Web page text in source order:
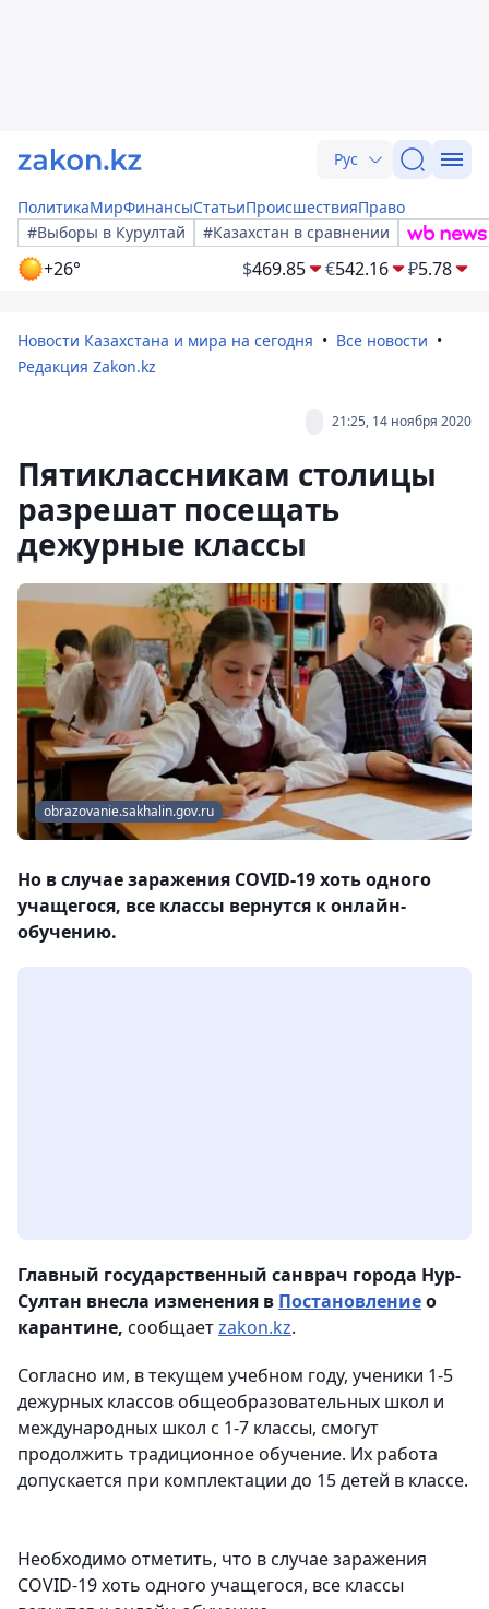
Рус
ПолитикаМирФинансыСтатьиПроисшествияПраво
#Выборы в Курултай
#Казахстан в сравнении
+26° $469.85 €542.16 ₽5.78
Новости Казахстана и мира на сегодня
Все новости
Редакция Zakon.kz
21:25, 14 ноября 2020
Пятиклассникам столицы
разрешат посещать
дежурные классы
obrazovanie.sakhalin.gov.ru
Но в случае заражения COVID-19 хоть одного
учащегося, все классы вернутся к онлайн-
обучению.
Главный государственный санврач города Нур-
Султан внесла изменения в Постановлениео
карантине, сообщаетzakon.kz.
Согласно им, в текущем учебном году, ученики 1-5
дежурных классов общеобразовательных школ и
международных школ с 1-7 классы, смогут
продолжить традиционное обучение. Их работа
допускается при комплектации до 15 детей в классе.
Необходимо отметить, что в случае заражения
COVID-19 хоть одного учащегося, все классы